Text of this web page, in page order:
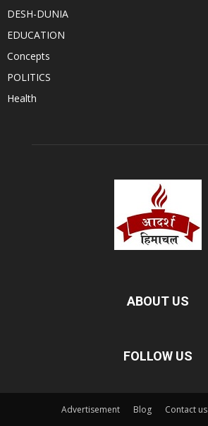
DESH-DUNIA
EDUCATION
Concepts
POLITICS
Health
ABOUT US
FOLLOW US
Advertisement Blog Contact us